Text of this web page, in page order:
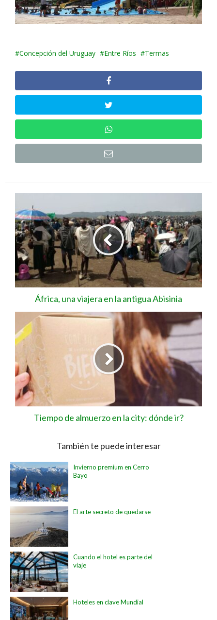
Concepción del Uruguay Entre Ríos Termas
África, una viajera en la antigua Abisinia
Tiempo de almuerzo en la city: dónde ir?
También te puede interesar
Invierno premium en Cerro
Bayo
El arte secreto de quedarse
Cuando el hotel es parte del
viaje
Hoteles en clave Mundial